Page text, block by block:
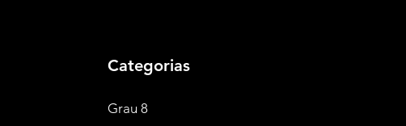
Categorias
Grau 8